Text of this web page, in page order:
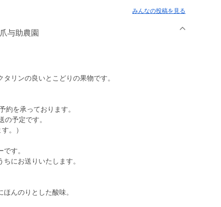
みんなの投稿を見る
与助農園
リンの良いとこどりの果物です。
約を承っております。
予定です。
。）
す。
にお送りいたします。
んのりとした酸味。